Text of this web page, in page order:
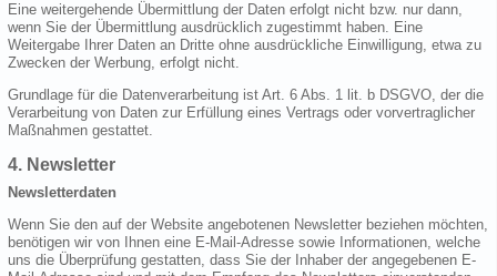
Eine weitergehende Übermittlung der Daten erfolgt nicht bzw. nur dann,
wenn Sie der Übermittlung ausdrücklich zugestimmt haben. Eine
Weitergabe Ihrer Daten an Dritte ohne ausdrückliche Einwilligung, etwa zu
Zwecken der Werbung, erfolgt nicht.
Grundlage für die Datenverarbeitung ist Art. 6 Abs. 1 lit. b DSGVO, der die
Verarbeitung von Daten zur Erfüllung eines Vertrags oder vorvertraglicher
Maßnahmen gestattet.
4. Newsletter
Newsletterdaten
Wenn Sie den auf der Website angebotenen Newsletter beziehen möchten,
benötigen wir von Ihnen eine E-Mail-Adresse sowie Informationen, welche
uns die Überprüfung gestatten, dass Sie der Inhaber der angegebenen E-